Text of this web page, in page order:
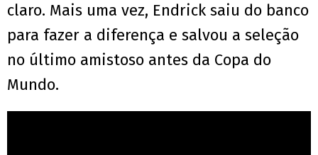
claro. Mais uma vez, Endrick saiu do banco
para fazer a diferença e salvou a seleção
no último amistoso antes da Copa do
Mundo.